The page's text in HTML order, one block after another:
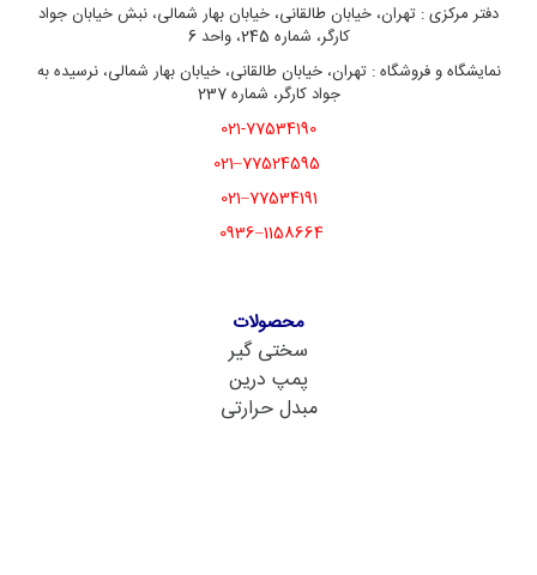
دفتر مرکزی : تهران، خیابان طالقانی، خیابان بهار شمالی، نبش خیابان جواد
کارگر، شماره 245، واحد 6
نمایشگاه و فروشگاه : تهران، خیابان طالقانی، خیابان بهار شمالی، نرسیده به
جواد کارگر، شماره 237
021-77534190
77524595–021
77534191–021
1158664–0936
محصولات
سختی گیر
پمپ درین
مبدل حرارتی